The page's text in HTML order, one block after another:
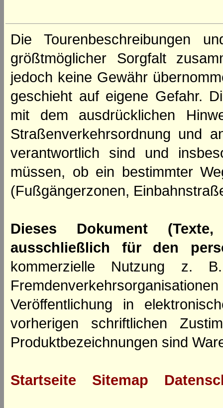
Die Tourenbeschreibungen
größtmöglicher Sorgfalt
jedoch keine Gewähr
geschieht auf eigene Gefahr.
mit dem ausdrücklichen
Straßenverkehrsordnung und
verantwortlich sind und
müssen, ob ein bestimmter
(Fußgängerzonen,
Dieses Dokument
ausschließlich für den
kommerzielle Nutzung z.
Veröffentlichung in
vorherigen schriftlichen
Produktbezeichnungen sind
Startseite Sitemap